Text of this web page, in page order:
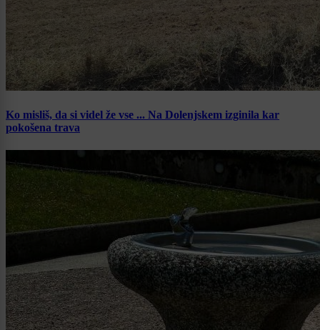
Ko misliš, da si videl že vse ... Na Dolenjskem izginila kar
pokošena trava